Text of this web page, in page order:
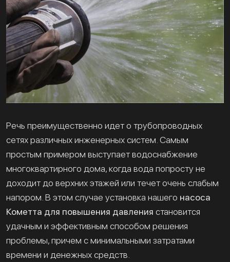
Речь преимущественно идет о трубопроводных
сетях различных инженерных систем. Самым
простым примером выступает водоснабжение
многоквартирного дома, когда вода попросту не
доходит до верхних этажей или течет очень слабым
напором. В этом случае установка нашего насоса
Кометта для повышения давления становится
удачным и эффективным способом решения
проблемы, причем с минимальными затратами
времени и денежных средств.